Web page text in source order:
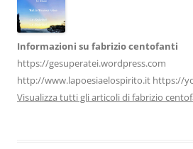
Informazioni su fabrizio centofanti
https://gesuperatei.wordpress.com
http://www.lapoesiaelospirito.it https://
Visualizza tutti gli articoli di fabrizio